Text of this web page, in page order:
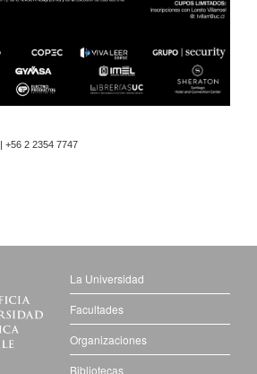
| +56 2 2354 7747
La Universidad
Facultades
Organizaciones
Bibliotecas